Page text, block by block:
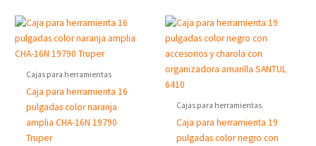
Cajas para herramientas
Caja para herramienta 16
pulgadas color naranja
amplia CHA-16N 19790
Truper
Cajas para herramientas
Caja para herramienta 19
pulgadas color negro con